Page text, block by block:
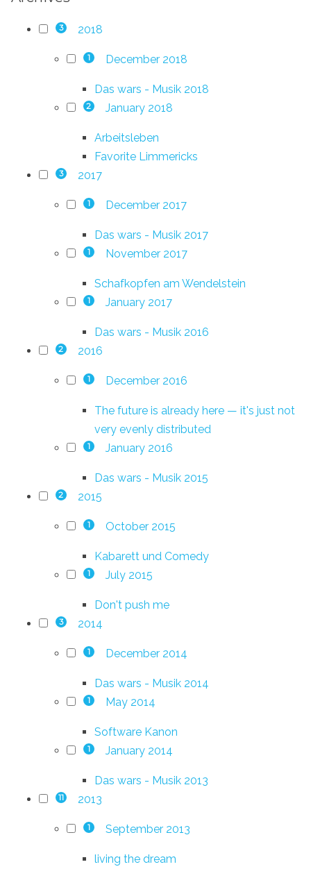
3 2018
1 December 2018
Das wars - Musik 2018
2 January 2018
Arbeitsleben
Favorite Limmericks
3 2017
1 December 2017
Das wars - Musik 2017
1 November 2017
Schafkopfen am Wendelstein
1 January 2017
Das wars - Musik 2016
2 2016
1 December 2016
The future is already here — it's just not
very evenly distributed
1 January 2016
Das wars - Musik 2015
2 2015
1 October 2015
Kabarett und Comedy
1 July 2015
Don't push me
3 2014
1 December 2014
Das wars - Musik 2014
1 May 2014
Software Kanon
1 January 2014
Das wars - Musik 2013
11 2013
1 September 2013
living the dream